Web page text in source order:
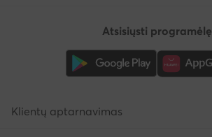
Atsisiųsti programėlę
Klientų aptarnavimas